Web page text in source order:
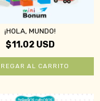
¡HOLA, MUNDO!
$11.02 USD